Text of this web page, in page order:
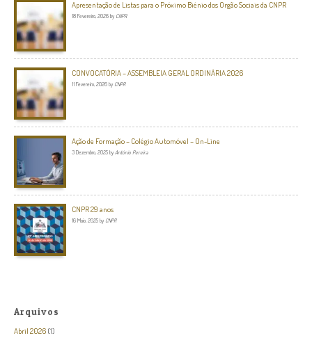
Apresentação de Listas para o Próximo Biénio dos Orgão Sociais da CNPR
18 Fevereiro, 2026 by CNPR
CONVOCATÓRIA – ASSEMBLEIA GERAL ORDINÁRIA 2026
11 Fevereiro, 2026 by CNPR
Ação de Formação – Colégio Automóvel – On-Line
3 Dezembro, 2025 by António Pereira
CNPR 29 anos
16 Maio, 2025 by CNPR
Arquivos
Abril 2026 (1)